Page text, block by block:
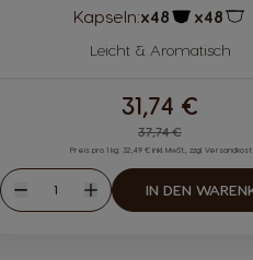
Kapseln:x48 x48
Leicht & Aromatisch
Regular Price
37,74 €
31,74 €
Preis pro 1 kg: 32,49 € inkl. MwSt., zzgl.
Abnahme
Menge
Zunahme
IN DEN